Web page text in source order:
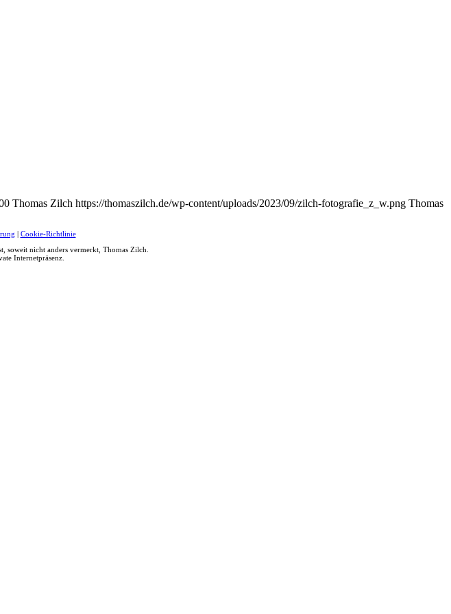
Thomas Zilch https://thomaszilch.de/wp-content/uploads/2023/09/zilch-fotografie_z_w.png Thomas
| Cookie-Richtlinie
soweit nicht anders vermerkt, Thomas Zilch.
Internetpräsenz.